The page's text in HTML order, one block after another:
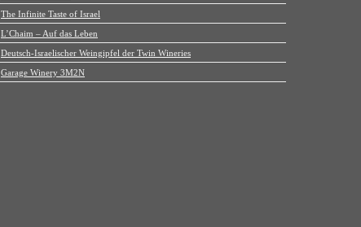
The Infinite Taste of Israel
L’Chaim – Auf das Leben
Deutsch-Israelischer Weingipfel der Twin Wineries
Garage Winery 3M2N